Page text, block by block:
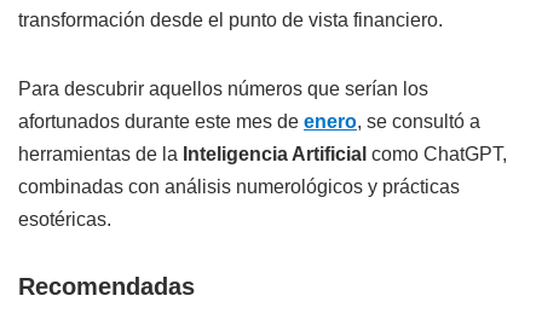
transformación desde el punto de vista financiero.
Para descubrir aquellos números que serían los
afortunados durante este mes de enero, se consultó a
herramientas de la Inteligencia Artificial como ChatGPT,
combinadas con análisis numerológicos y prácticas
esotéricas.
Recomendadas